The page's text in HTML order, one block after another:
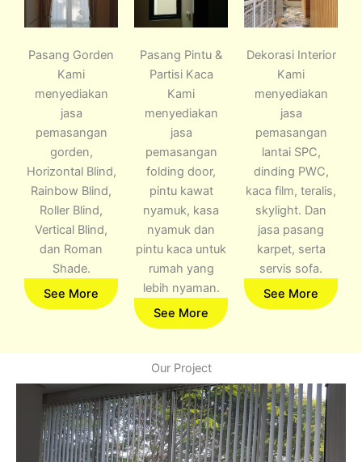
Pasang Gorden
Kami
menyediakan
jasa
pemasangan
gorden,
Horizontal Blind,
Rainbow Blind,
Roller Blind,
Vertical Blind,
dan Roman
Shade.
See More
Pasang Pintu &
Partisi Kaca
Kami
menyediakan
jasa
pemasangan
folding door,
pintu kawat
nyamuk, kasa
nyamuk dan
pintu kaca untuk
rumah yang
lebih nyaman.
See More
Dekorasi Interior
Kami
menyediakan
jasa
pemasangan
lantai SPC,
dinding PWC,
kaca film, teralis,
skylight. Dan
jasa pasang
karpet, serta
servis sofa.
See More
Our Project